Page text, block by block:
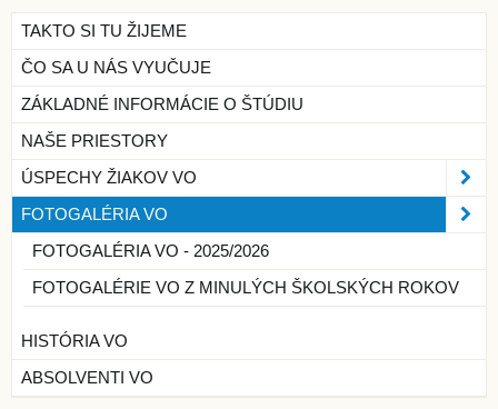
TAKTO SI TU ŽIJEME
ČO SA U NÁS VYUČUJE
ZÁKLADNÉ INFORMÁCIE O ŠTÚDIU
NAŠE PRIESTORY
ÚSPECHY ŽIAKOV VO
FOTOGALÉRIA VO
FOTOGALÉRIA VO - 2025/2026
FOTOGALÉRIE VO Z MINULÝCH ŠKOLSKÝCH ROKOV
HISTÓRIA VO
ABSOLVENTI VO